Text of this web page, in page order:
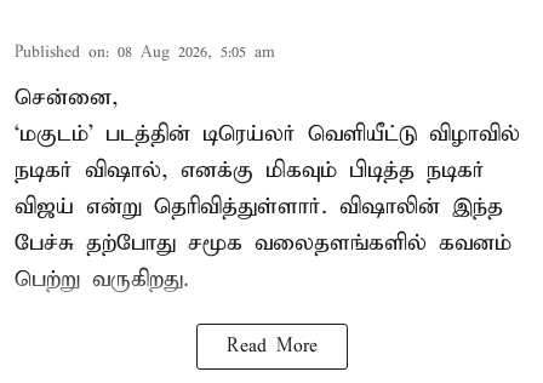
Published on: 08 Aug 2026, 5:05 am
சென்னை,
‘மகுடம்’ படத்தின் டிரெய்லர் வெளியீட்டு விழாவில்
நடிகர் விஷால், எனக்கு மிகவும் பிடித்த நடிகர்
விஜய் என்று தெரிவித்துள்ளார். விஷாலின் இந்த
பேச்சு தற்போது சமூக வலைதளங்களில் கவனம்
பெற்று வருகிறது.
Read More